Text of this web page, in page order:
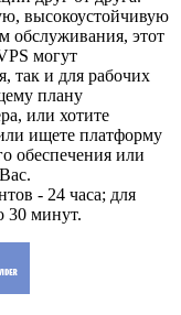
высокоустойчивую
обслуживания, этот
могут
так и для рабочих
плану
или хотите
ищeте платформу
обеспечения или
- 24 часа; для
30 минут.